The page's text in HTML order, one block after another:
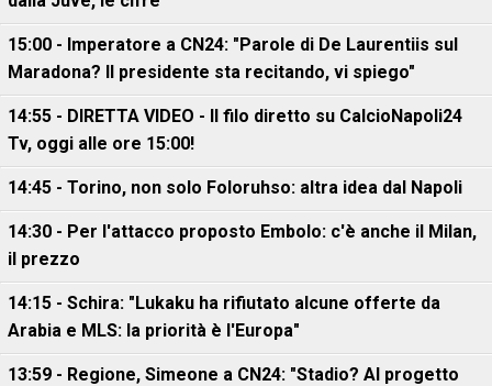
15:00 - Imperatore a CN24: "Parole di De Laurentiis sul
Maradona? Il presidente sta recitando, vi spiego"
14:55 - DIRETTA VIDEO - Il filo diretto su CalcioNapoli24
Tv, oggi alle ore 15:00!
14:45 - Torino, non solo Foloruhso: altra idea dal Napoli
14:30 - Per l'attacco proposto Embolo: c'è anche il Milan,
il prezzo
14:15 - Schira: "Lukaku ha rifiutato alcune offerte da
Arabia e MLS: la priorità è l'Europa"
13:59 - Regione, Simeone a CN24: "Stadio? Al progetto